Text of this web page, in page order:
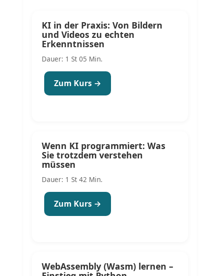
KI in der Praxis: Von Bildern
und Videos zu echten
Erkenntnissen
Dauer: 1 St 05 Min.
Zum Kurs →
Wenn KI programmiert: Was
Sie trotzdem verstehen
müssen
Dauer: 1 St 42 Min.
Zum Kurs →
WebAssembly (Wasm) lernen –